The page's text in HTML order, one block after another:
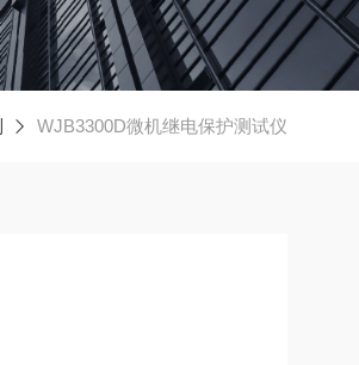
WJB3300D微机继电保护测试仪